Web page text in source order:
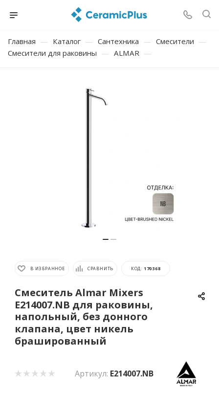
Главная — Каталог — Сантехника — Смесители —
Смесители для раковины — ALMAR —
В ИЗБРАННОЕ СРАВНИТЬ КОД: 170368
Смеситель Almar Mixers
E214007.NB для раковины,
напольный, без донного
клапана, цвет никель
брашированный
Артикул: E214007.NB